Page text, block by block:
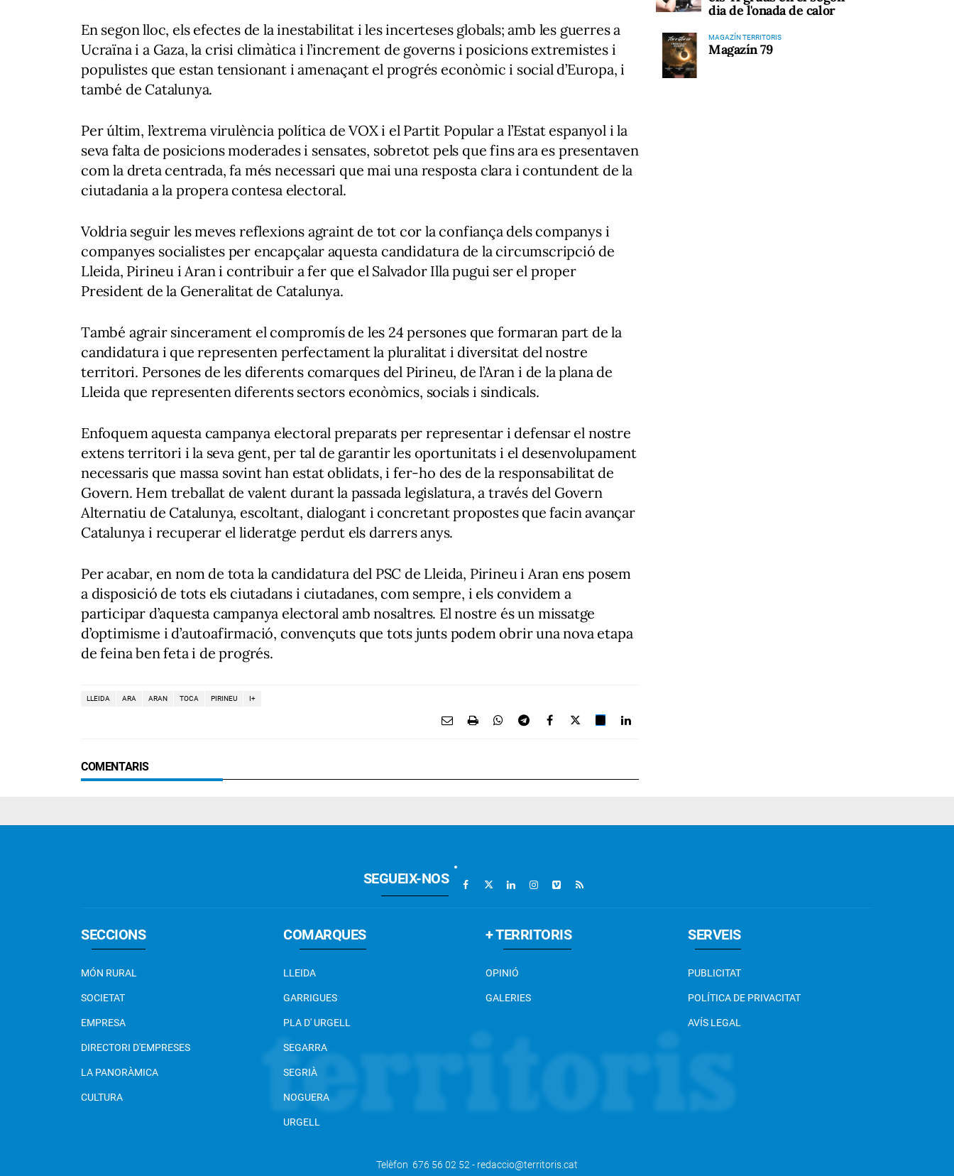
En segon lloc, els efectes de la inestabilitat i les incerteses globals; amb les guerres a
Ucraïna i a Gaza, la crisi climàtica i l’increment de governs i posicions extremistes i
populistes que estan tensionant i amenaçant el progrés econòmic i social d’Europa, i
també de Catalunya.
Per últim, l’extrema virulència política de VOX i el Partit Popular a l’Estat espanyol i la
seva falta de posicions moderades i sensates, sobretot pels que fins ara es presentaven
com la dreta centrada, fa més necessari que mai una resposta clara i contundent de la
ciutadania a la propera contesa electoral.
Voldria seguir les meves reflexions agraint de tot cor la confiança dels companys i
companyes socialistes per encapçalar aquesta candidatura de la circumscripció de
Lleida, Pirineu i Aran i contribuir a fer que el Salvador Illa pugui ser el proper
President de la Generalitat de Catalunya.
També agrair sincerament el compromís de les 24 persones que formaran part de la
candidatura i que representen perfectament la pluralitat i diversitat del nostre
territori. Persones de les diferents comarques del Pirineu, de l’Aran i de la plana de
Lleida que representen diferents sectors econòmics, socials i sindicals.
Enfoquem aquesta campanya electoral preparats per representar i defensar el nostre
extens territori i la seva gent, per tal de garantir les oportunitats i el desenvolupament
necessaris que massa sovint han estat oblidats, i fer-ho des de la responsabilitat de
Govern. Hem treballat de valent durant la passada legislatura, a través del Govern
Alternatiu de Catalunya, escoltant, dialogant i concretant propostes que facin avançar
Catalunya i recuperar el lideratge perdut els darrers anys.
Per acabar, en nom de tota la candidatura del PSC de Lleida, Pirineu i Aran ens posem
a disposició de tots els ciutadans i ciutadanes, com sempre, i els convidem a
participar d’aquesta campanya electoral amb nosaltres. El nostre és un missatge
d’optimisme i d’autoafirmació, convençuts que tots junts podem obrir una nova etapa
de feina ben feta i de progrés.
LLEIDA ARA ARAN TOCA PIRINEU I+
COMENTARIS
dia de l'onada de calor
MAGAZÍN TERRITORIS
Magazín 79
SEGUEIX-NOS
SECCIONS
MÓN RURAL
SOCIETAT
EMPRESA
DIRECTORI D'EMPRESES
LA PANORÀMICA
CULTURA
COMARQUES
LLEIDA
GARRIGUES
PLA D' URGELL
SEGARRA
SEGRIÀ
NOGUERA
URGELL
+ TERRITORIS
OPINIÓ
GALERIES
SERVEIS
PUBLICITAT
POLÍTICA DE PRIVACITAT
AVÍS LEGAL
Telèfon 676 56 02 52 - redaccio@territoris.cat